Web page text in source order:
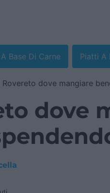
Base Di Carne Piatti A
Rovereto dove mangiare
dove